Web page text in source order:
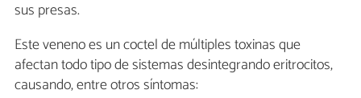
sus presas.
Este veneno es un coctel de múltiples toxinas que
afectan todo tipo de sistemas desintegrando eritrocitos,
causando, entre otros síntomas: